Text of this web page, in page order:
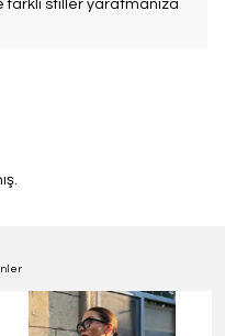
stiller yaratmanıza